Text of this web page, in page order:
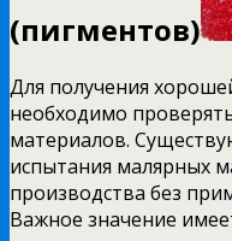
(пигментов)
Для получения
необходимо
материалов.
испытания малярных
производства без
Важное значение